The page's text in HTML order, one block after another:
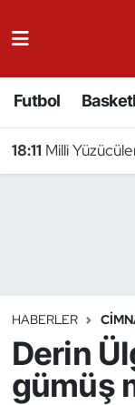
Futbol
18:11 Milli
HABERLER
Derin
gümüş
Badminton
Binicilik
Bisiklet